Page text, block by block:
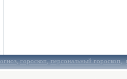
,гороскоп,персональный гороскоп,